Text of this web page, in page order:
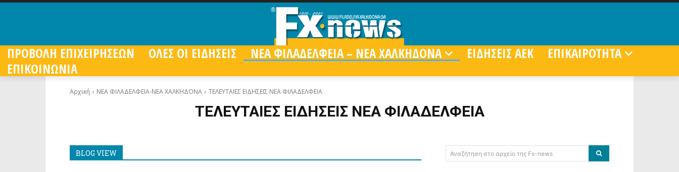
ΠΡΟΒΟΛΗ ΕΠΙΧΕΙΡΗΣΕΩΝ ΟΛΕΣ ΟΙ ΕΙΔΗΣΕΙΣ ΝΕΑ ΦΙΛΑΔΕΛΦΕΙΑ – ΝΕΑ ΧΑΛΚΗΔΟΝΑ ΕΙΔΗΣΕΙΣ ΑΕΚ
ΕΠΙΚΑΙΡΟΤΗΤΑ
ΕΠΙΚΟΙΝΩΝΙΑ
Αρχική ΝΕΑ ΦΙΛΑΔΕΛΦΕΙΑ-ΝΕΑ ΧΑΛΚΗΔΟΝΑ ΤΕΛΕΥΤΑΙΕΣ ΕΙΔΗΣΕΙΣ ΝΕΑ ΦΙΛΑΔΕΛΦΕΙΑ
ΤΕΛΕΥΤΑΙΕΣ ΕΙΔΗΣΕΙΣ ΝΕΑ ΦΙΛΑΔΕΛΦΕΙΑ
BLOG VIEW Αναζήτηση στο αρχείο της Fx-news